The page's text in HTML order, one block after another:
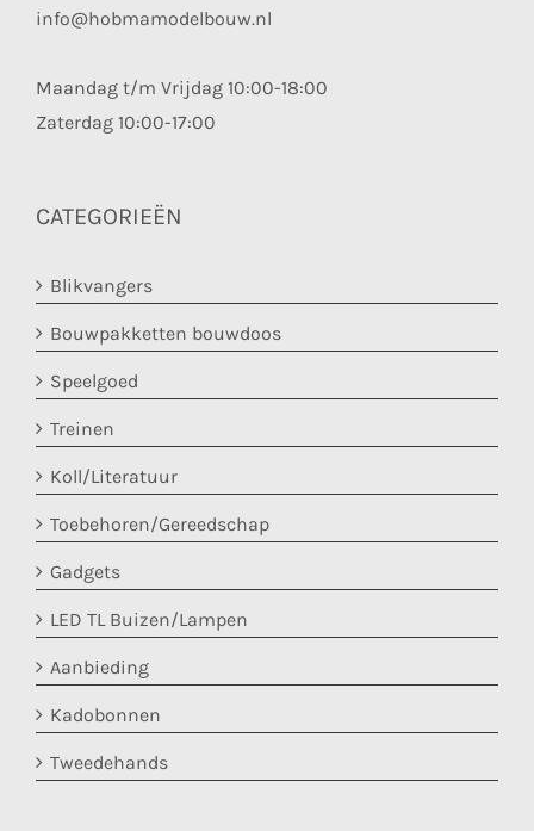
info@hobmamodelbouw.nl
Maandag t/m Vrijdag 10:00-18:00
Zaterdag 10:00-17:00
CATEGORIEËN
Blikvangers
Bouwpakketten bouwdoos
Speelgoed
Treinen
Koll/Literatuur
Toebehoren/Gereedschap
Gadgets
LED TL Buizen/Lampen
Aanbieding
Kadobonnen
Tweedehands